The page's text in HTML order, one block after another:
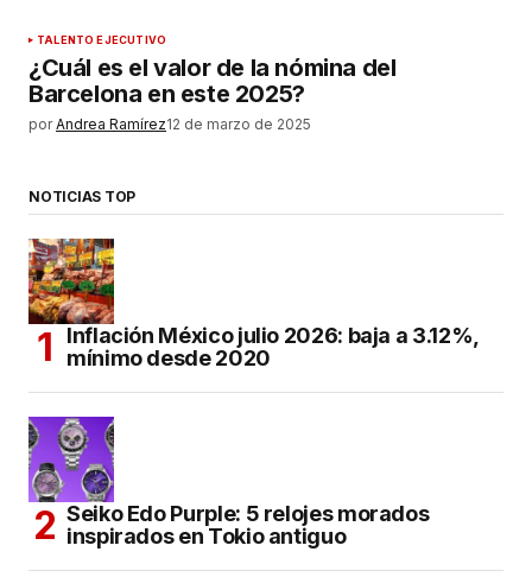
TALENTO EJECUTIVO
¿Cuál es el valor de la nómina del
Barcelona en este 2025?
por Andrea Ramírez12 de marzo de 2025
NOTICIAS TOP
Inflación México julio 2026: baja a 3.12%,
mínimo desde 2020
Seiko Edo Purple: 5 relojes morados
inspirados en Tokio antiguo